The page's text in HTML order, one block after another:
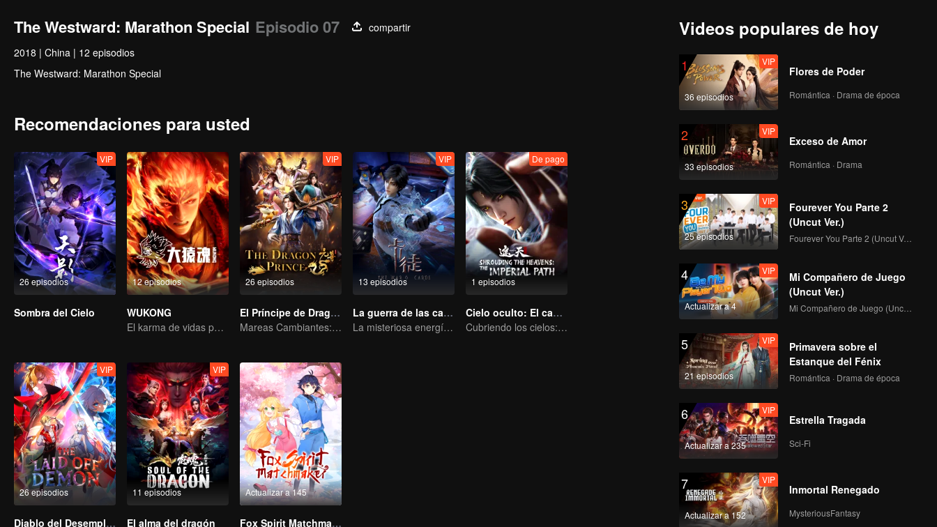
The Westward: Marathon Special Episodio 07
compartir
2018 | China | 12 episodios
The Westward: Marathon Special
Recomendaciones para usted
26 episodios
VIP
Sombra del Cielo
12 episodios
WUKONG
El karma de vidas pasadas está destinado a destrozar los cielos.
26 episodios
VIP
El Príncipe de Dragón
Mareas Cambiantes: La Odisea de un Joven Escritor
13 episodios
VIP
La guerra de las cartas
La misteriosa energía de las cartas provocó una guerra, ¿cómo la manejó Chen Mu?
1 episodios
De pago
Cielo oculto: El camino del emperador
Cubriendo los cielos: el camino imperial
26 episodios
VIP
Diablo del Desempleo
11 episodios
VIP
El alma del dragón
Actualizar a 145
Fox Spirit Matchmaker
Videos populares de hoy
1
36 episodios
VIP
Flores de Poder
Romántica · Drama de época
2
33 episodios
VIP
Exceso de Amor
Romántica · Drama
3
25 episodios
VIP
Fourever You Parte 2
(Uncut Ver.)
Fourever You Parte 2 (Uncut Ver.)
4
Actualizar a 4
VIP
Mi Compañero de Juego
(Uncut Ver.)
Mi Compañero de Juego (Uncut Ver.)
5
21 episodios
VIP
Primavera sobre el
Estanque del Fénix
Romántica · Drama de época
6
Actualizar a 235
VIP
Estrella Tragada
Sci-Fi
7
Actualizar a 152
VIP
Inmortal Renegado
MysteriousFantasy